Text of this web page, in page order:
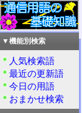
▼機能別検索
人気検索語
最近の更新語
今日の用語
おまかせ検索